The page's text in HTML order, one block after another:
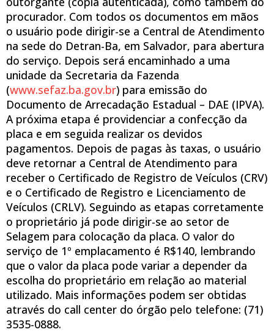
procurador. Com todos os documentos em mãos
o usuário pode dirigir-se a Central de Atendimento
na sede do Detran-Ba, em Salvador, para abertura
do serviço. Depois será encaminhado a uma
unidade da Secretaria da Fazenda
(www.sefaz.ba.gov.br) para emissão do
Documento de Arrecadação Estadual – DAE (IPVA).
A próxima etapa é providenciar a confecção da
placa e em seguida realizar os devidos
pagamentos. Depois de pagas às taxas, o usuário
deve retornar a Central de Atendimento para
receber o Certificado de Registro de Veículos (CRV)
e o Certificado de Registro e Licenciamento de
Veículos (CRLV). Seguindo as etapas corretamente
o proprietário já pode dirigir-se ao setor de
Selagem para colocação da placa. O valor do
serviço de 1º emplacamento é R$140, lembrando
que o valor da placa pode variar a depender da
escolha do proprietário em relação ao material
utilizado. Mais informações podem ser obtidas
através do call center do órgão pelo telefone: (71)
3535-0888.